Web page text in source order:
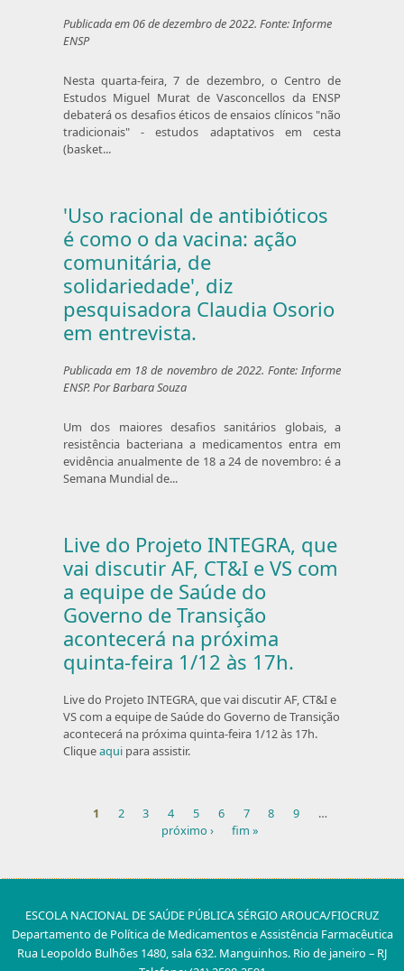
Publicada em 06 de dezembro de 2022. Fonte: Informe
ENSP
Nesta quarta-feira, 7 de dezembro, o Centro de
Estudos Miguel Murat de Vasconcellos da ENSP
debaterá os desafios éticos de ensaios clínicos "não
tradicionais" - estudos adaptativos em cesta
(basket...
'Uso racional de antibióticos
é como o da vacina: ação
comunitária, de
solidariedade', diz
pesquisadora Claudia Osorio
em entrevista.
Publicada em 18 de novembro de 2022. Fonte: Informe
ENSP. Por Barbara Souza
Um dos maiores desafios sanitários globais, a
resistência bacteriana a medicamentos entra em
evidência anualmente de 18 a 24 de novembro: é a
Semana Mundial de...
Live do Projeto INTEGRA, que
vai discutir AF, CT&I e VS com
a equipe de Saúde do
Governo de Transição
acontecerá na próxima
quinta-feira 1/12 às 17h.
Live do Projeto INTEGRA, que vai discutir AF, CT&I e
VS com a equipe de Saúde do Governo de Transição
acontecerá na próxima quinta-feira 1/12 às 17h.
Cliqueaqui para assistir.
1 2 3 4 5 6 7 8 9
…
próximo ›
fim »
ESCOLA NACIONAL DE SAÚDE PÚBLICA SÉRGIO AROUCA/FIOCRUZ
Departamento de Política de Medicamentos e Assistência Farmacêutica
Rua Leopoldo Bulhões 1480, sala 632. Manguinhos. Rio de janeiro – RJ